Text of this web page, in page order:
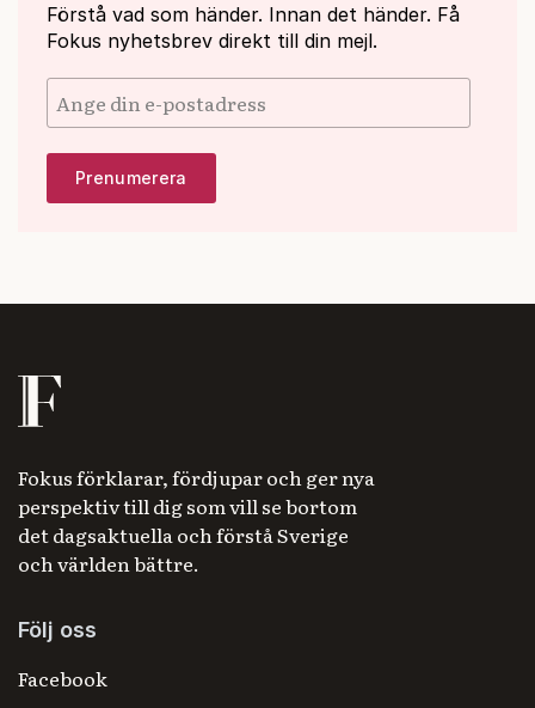
Förstå vad som händer. Innan det händer. Få
Fokus nyhetsbrev direkt till din mejl.
Fokus förklarar, fördjupar och ger nya
perspektiv till dig som vill se bortom
det dagsaktuella och förstå Sverige
och världen bättre.
Följ oss
Facebook